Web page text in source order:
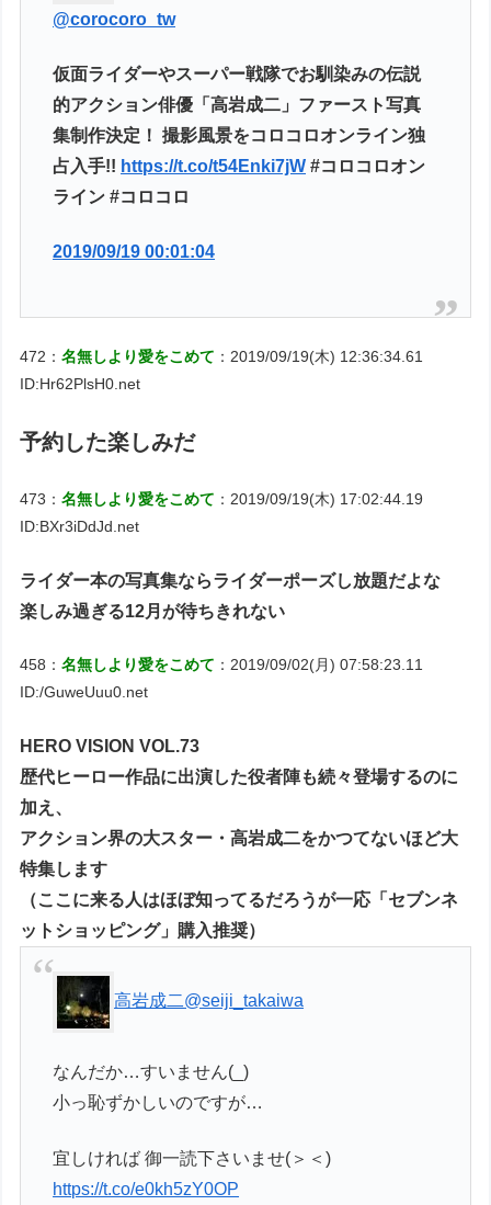
@corocoro_tw
仮面ライダーやスーパー戦隊でお馴染みの伝説
的アクション俳優「高岩成二」ファースト写真
集制作決定！ 撮影風景をコロコロオンライン独
占入手!! https://t.co/t54Enki7jW #コロコロオン
ライン #コロコロ
2019/09/19 00:01:04
472：名無しより愛をこめて ：2019/09/19(木) 12:36:34.61
ID:Hr62PlsH0.net
予約した楽しみだ
473：名無しより愛をこめて ：2019/09/19(木) 17:02:44.19
ID:BXr3iDdJd.net
ライダー本の写真集ならライダーポーズし放題だよな
楽しみ過ぎる12月が待ちきれない
458：名無しより愛をこめて ：2019/09/02(月) 07:58:23.11
ID:/GuweUuu0.net
HERO VISION VOL.73
歴代ヒーロー作品に出演した役者陣も続々登場するのに
加え、
アクション界の大スター・高岩成二をかつてないほど大
特集します
（ここに来る人はほぼ知ってるだろうが一応「セブンネ
ットショッピング」購入推奨）
高岩成二@seiji_takaiwa
なんだか…すいません(_)
小っ恥ずかしいのですが…
宜しければ 御一読下さいませ(＞＜)
https://t.co/e0kh5zY0OP